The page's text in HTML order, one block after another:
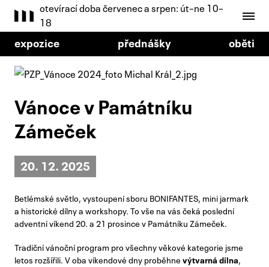
otevírací doba červenec a srpen: út–ne 10–
18
expozice přednášky oběti
Vánoce v Památníku
Zámeček
20. 12. 2025
Betlémské světlo, vystoupení sboru BONIFANTES, mini jarmark
a historické dílny a workshopy. To vše na vás čeká poslední
adventní víkend 20. a 21 prosince v Památníku Zámeček.
Tradiční vánoční program pro všechny věkové kategorie jsme
letos rozšířili. V oba víkendové dny proběhne výtvarná dílna